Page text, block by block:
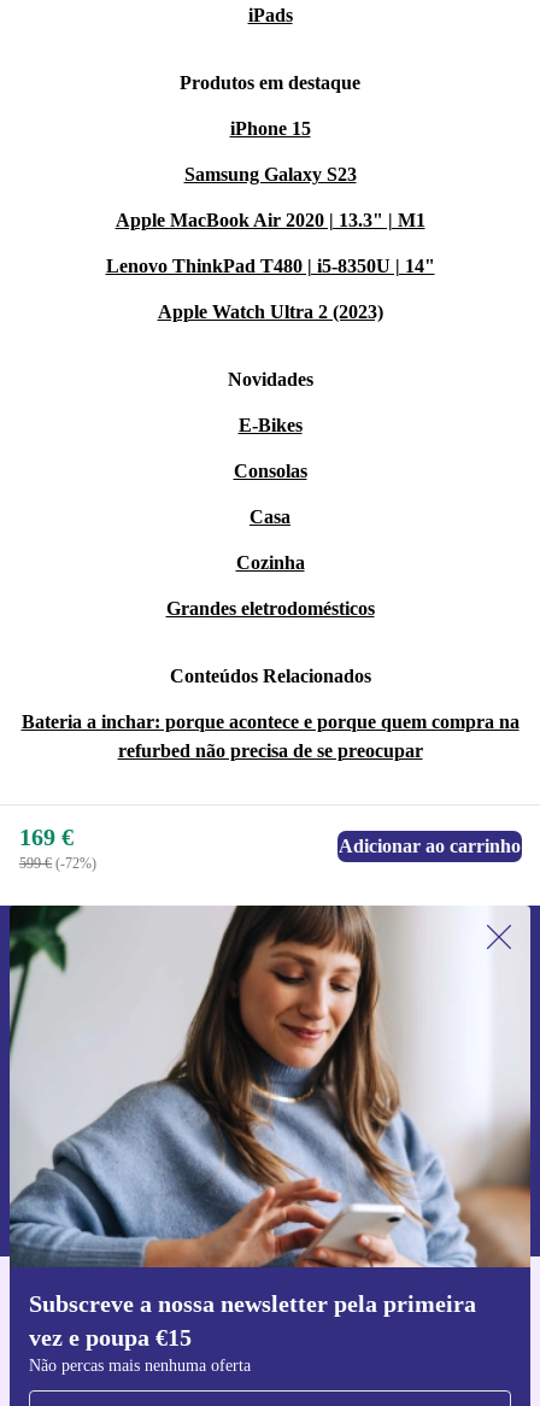
iPads
Produtos em destaque
iPhone 15
Samsung Galaxy S23
Apple MacBook Air 2020 | 13.3" | M1
Lenovo ThinkPad T480 | i5-8350U | 14"
Apple Watch Ultra 2 (2023)
Novidades
E-Bikes
Consolas
Casa
Cozinha
Grandes eletrodomésticos
Conteúdos Relacionados
Bateria a inchar: porque acontece e porque quem compra na
refurbed não precisa de se preocupar
169 €
599 € (-72%)
Adicionar ao carrinho
Subscreve a nossa newsletter pela primeira
vez e poupa €15
Não percas mais nenhuma oferta
Subscreve a nossa newsletter pela
primeira vez e poupa 15€!
Não percas mais nenhuma oferta.
Pedir voucher
Informações sobre o uso de dados pessoais podem ser encontrados na
nossa
Política de Privacidade.
Faz o download da app refurbed
Para iOS e Android